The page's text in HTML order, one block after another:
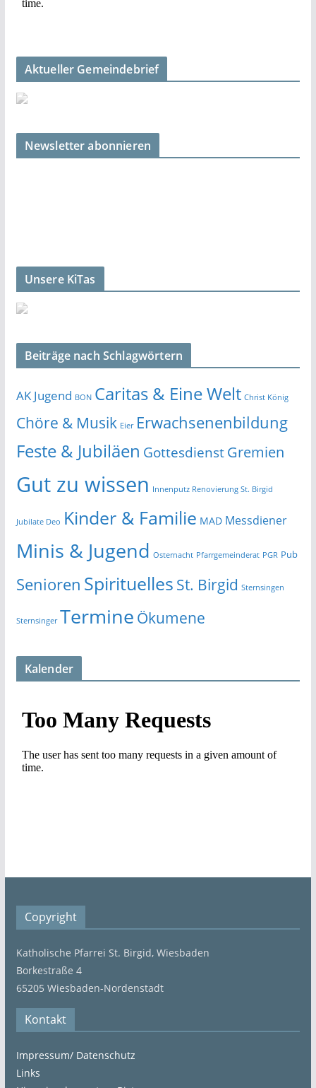
Aktueller Gemeindebrief
Newsletter abonnieren
Unsere KiTas
Beiträge nach Schlagwörtern
AK Jugend BON Caritas & Eine Welt Christ König
Chöre & Musik Eier Erwachsenenbildung
Feste & Jubiläen GottesdienstGremien
Gut zu wissen Innenputz Renovierung St. Birgid
Jubilate Deo Kinder & Familie MAD Messdiener
Minis & Jugend Osternacht Pfarrgemeinderat PGR Pub
Senioren Spirituelles St. Birgid Sternsingen
Sternsinger Termine Ökumene
Kalender
Copyright
Katholische Pfarrei St. Birgid, Wiesbaden
Borkestraße 4
65205 Wiesbaden-Nordenstadt
Kontakt
Impressum/ Datenschutz
Links